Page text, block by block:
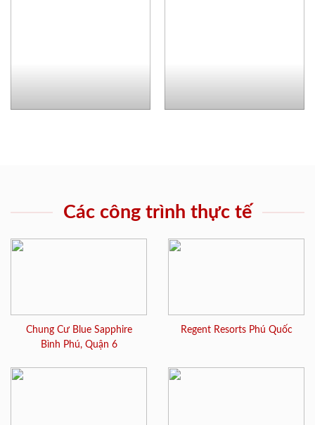
Các công trình thực tế
Chung Cư Blue Sapphire
Bình Phú, Quận 6
Regent Resorts Phú Quốc